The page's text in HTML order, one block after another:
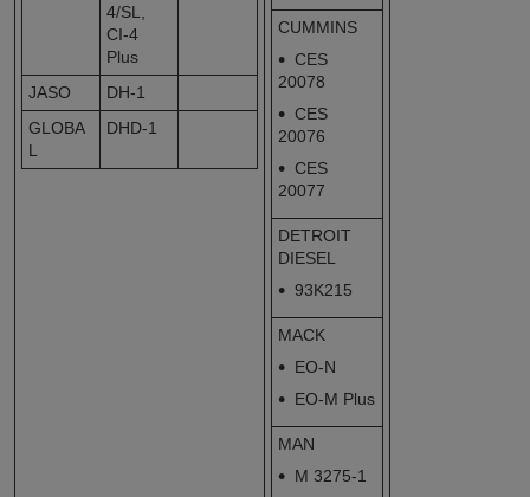
4/SL,
CI-4
Plus
JASO
DH-1
GLOBA
L
DHD-1
CUMMINS
CES
20078
CES
20076
CES
20077
DETROIT
DIESEL
93K215
MACK
EO-N
EO-M Plus
MAN
M 3275-1